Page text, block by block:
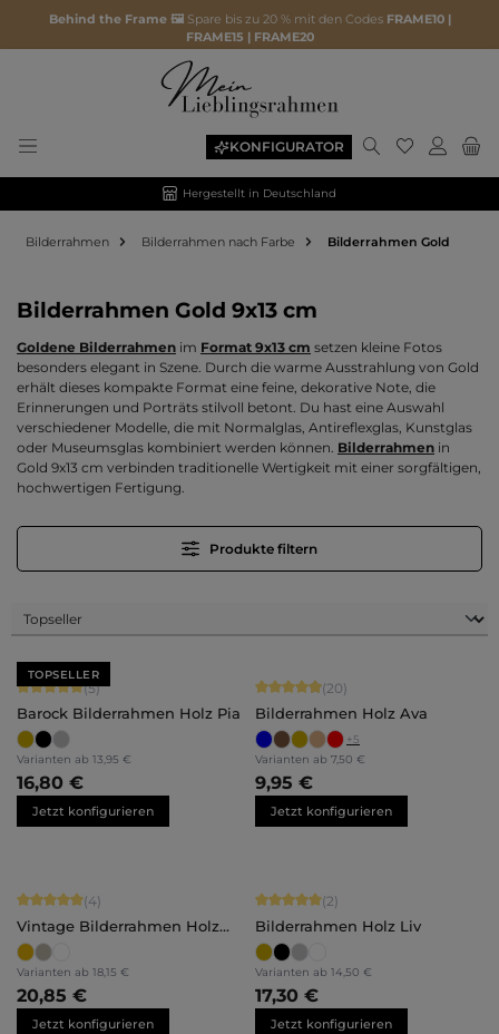
Behind the Frame 🖼️ Spare bis zu 20 % mit den Codes FRAME10 |
FRAME15 | FRAME20
KONFIGURATOR Du hast 0
Hergestellt in Deutschland
Bilderrahmen Bilderrahmen nach Farbe Bilderrahmen Gold
Bilderrahmen Gold 9x13 cm
Goldene Bilderrahmen im Format 9x13 cm setzen kleine Fotos
besonders elegant in Szene. Durch die warme Ausstrahlung von Gold
erhält dieses kompakte Format eine feine, dekorative Note, die
Erinnerungen und Porträts stilvoll betont. Du hast eine Auswahl
verschiedener Modelle, die mit Normalglas, Antireflexglas, Kunstglas
oder Museumsglas kombiniert werden können. Bilderrahmen in
Gold 9x13 cm verbinden traditionelle Wertigkeit mit einer sorgfältigen,
hochwertigen Fertigung.
Produkte filtern
TOPSELLER
Durchschnittliche Bewertung von 5 von 5 Sternen
(5)
Barock Bilderrahmen Holz Pia
Varianten ab 13,95 €
16,80 €
Jetzt konfigurieren
Durchschnittliche Bewertung von
(20)
Bilderrahmen Holz Ava
+5
Varianten ab 7,50 €
9,95 €
Jetzt konfigurieren
Durchschnittliche Bewertung von 5 von 5 Sternen
(4)
Vintage Bilderrahmen Holz
Lysann
Varianten ab 18,15 €
20,85 €
Jetzt konfigurieren
Durchschnittliche Bewertung von 5
(2)
Bilderrahmen Holz Liv
Varianten ab 14,50 €
17,30 €
Jetzt konfigurieren